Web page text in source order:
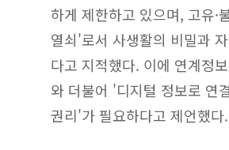
하게 제한하고 있으며, 고유·
열쇠'로서 사생활의 비밀과
다고 지적했다. 이에 연계정
와 더불어 '디지털 정보로 연
권리'가 필요하다고 제언했다.